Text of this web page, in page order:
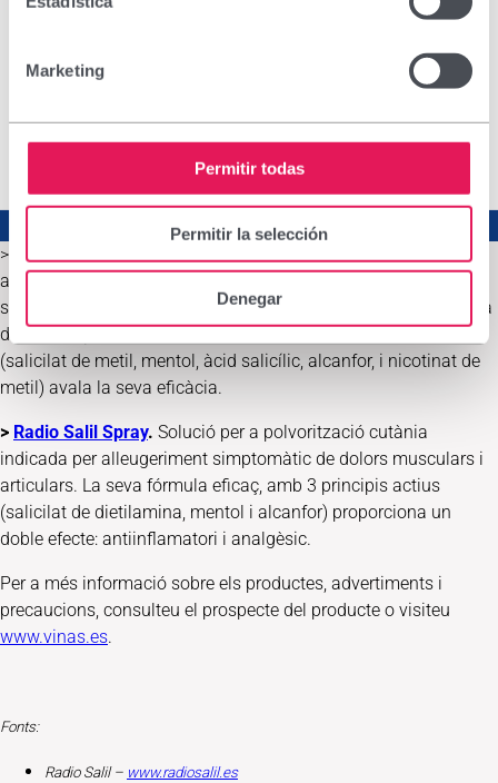
Marketing
Permitir todas
Permitir la selección
Denegar
> Radio Salil Antiinflamatori Crema.Medicament amb triple
acció: analgèsica, antiinflamatòria i rubefaent (en utilitzar-la
sobre la pell l'envermelleix produint sensació de calor a la zona
d'aplicació). La seva fórmula única amb 5 principis actius
(salicilat de metil, mentol, àcid salicílic, alcanfor, i nicotinat de
metil) avala la seva eficàcia.
> Radio Salil Spray. Solució per a polvorització cutània
indicada per alleugeriment simptomàtic de dolors musculars i
articulars. La seva fórmula eficaç, amb 3 principis actius
(salicilat de dietilamina, mentol i alcanfor) proporciona un
doble efecte: antiinflamatori i analgèsic.
Per a més informació sobre els productes, advertiments i
precaucions, consulteu el prospecte del producte o visiteu
www.vinas.es.
Fonts:
Radio Salil – www.radiosalil.es